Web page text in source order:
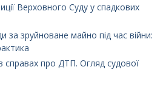
Верховного Суду у спадкових
за зруйноване майно під час війни:
справах про ДТП. Огляд судової